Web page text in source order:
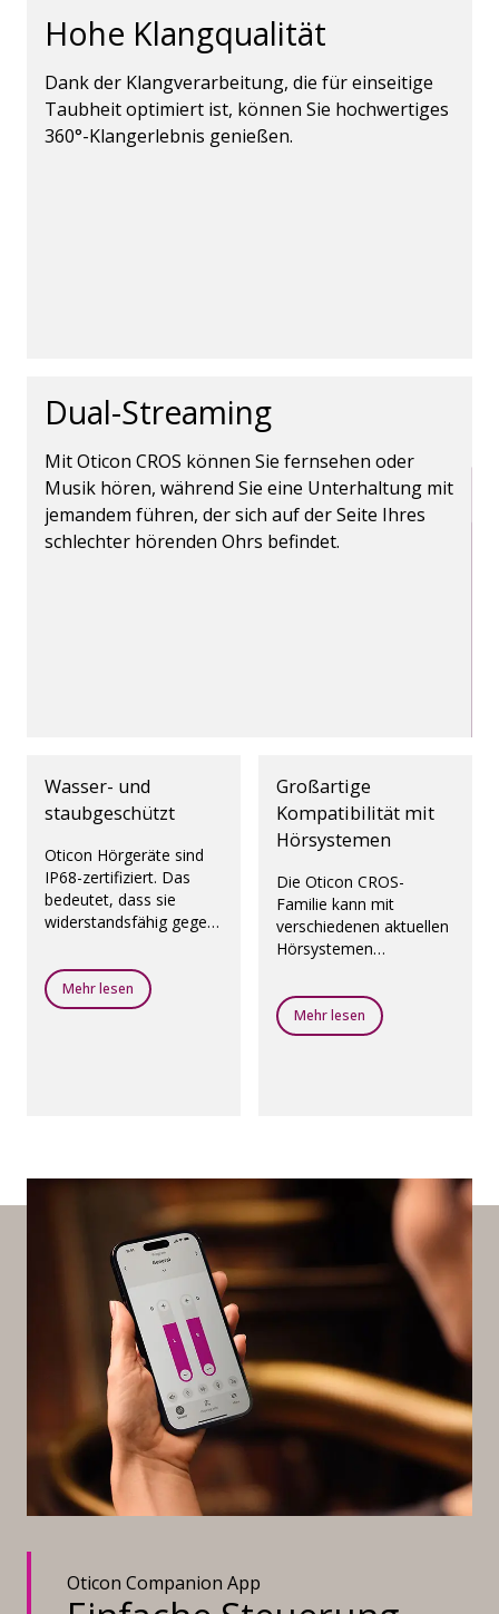
Hohe Klangqualität
Dank der Klangverarbeitung, die für einseitige
Taubheit optimiert ist, können Sie hochwertiges
360°-Klangerlebnis genießen.
Dual-Streaming
Mit Oticon CROS können Sie fernsehen oder
Musik hören, während Sie eine Unterhaltung mit
jemandem führen, der sich auf der Seite Ihres
schlechter hörenden Ohrs befindet.
Wasser- und
staubgeschützt
Oticon Hörgeräte sind
IP68-zertifiziert. Das
bedeutet, dass sie
widerstandsfähig gegen
sind.
Mehr lesen
Großartige
Kompatibilität mit
Hörsystemen
Die Oticon CROS-
Familie kann mit
verschiedenen aktuellen
Hörsystemen
werden, damit Sie die
für sich beste Lösung
erhalten.
Mehr lesen
Oticon Companion App